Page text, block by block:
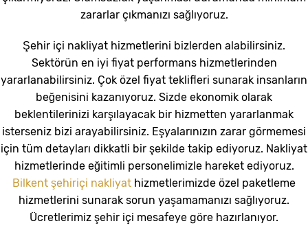
zararlar çıkmanızı sağlıyoruz.
Şehir içi nakliyat hizmetlerini bizlerden alabilirsiniz.
Sektörün en iyi fiyat performans hizmetlerinden
yararlanabilirsiniz. Çok özel fiyat teklifleri sunarak insanların
beğenisini kazanıyoruz. Sizde ekonomik olarak
beklentilerinizi karşılayacak bir hizmetten yararlanmak
isterseniz bizi arayabilirsiniz. Eşyalarınızın zarar görmemesi
için tüm detayları dikkatli bir şekilde takip ediyoruz. Nakliyat
hizmetlerinde eğitimli personelimizle hareket ediyoruz.
Bilkent şehiriçi nakliyat hizmetlerimizde özel paketleme
hizmetlerini sunarak sorun yaşamamanızı sağlıyoruz.
Ücretlerimiz şehir içi mesafeye göre hazırlanıyor.